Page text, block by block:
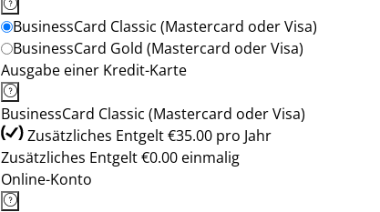
BusinessCard Classic (Mastercard oder Visa)
BusinessCard Gold (Mastercard oder Visa)
Ausgabe einer Kredit-Karte
BusinessCard Classic (Mastercard oder Visa)
Zusätzliches Entgelt €35.00 pro Jahr
Zusätzliches Entgelt €0.00 einmalig
Online-Konto